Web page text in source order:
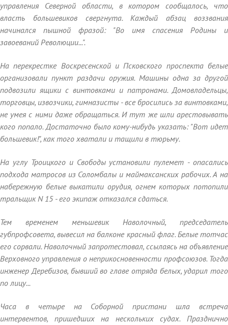
управления Северной области, в котором сообщалось, что
власть большевиков свергнута. Каждый абзац воззвания
начинался пышной фразой: "Во имя спасения Родины и
завоеваний Революции...".
На перекрестке Воскресенской и Псковского проспекта белые
организовали пункт раздачи оружия. Машины одна за другой
подвозили ящики с винтовками и патронами. Домовладельцы,
торговцы, извозчики, гимназисты - все бросились за винтовками,
не умея с ними даже обращаться. И тут же шли арестовывать
кого попало. Достаточно было кому-нибудь указать: "Вот идет
большевик!", как того хватали и тащили в тюрьму.
На углу Троицкого и Свободы установили пулемет - опасались
подхода матросов из Соломбалы и маймаксанских рабочих. А на
набережную белые выкатили орудия, огнем которых потопили
тральщик N 15 - его экипаж отказался сдаться.
Тем временем меньшевик Наволочный, председатель
губпрофсовета, вывесил на балконе красный флаг. Белые тотчас
его сорвали. Наволочный запротестовал, ссылаясь на объявление
Верховного управления о неприкосновенности профсоюзов. Тогда
инженер Деребизов, бывший во главе отряда белых, ударил того
по лицу...
Часа в четыре на Соборной пристани шла встреча
интервентов, пришедших на нескольких судах. Празднично